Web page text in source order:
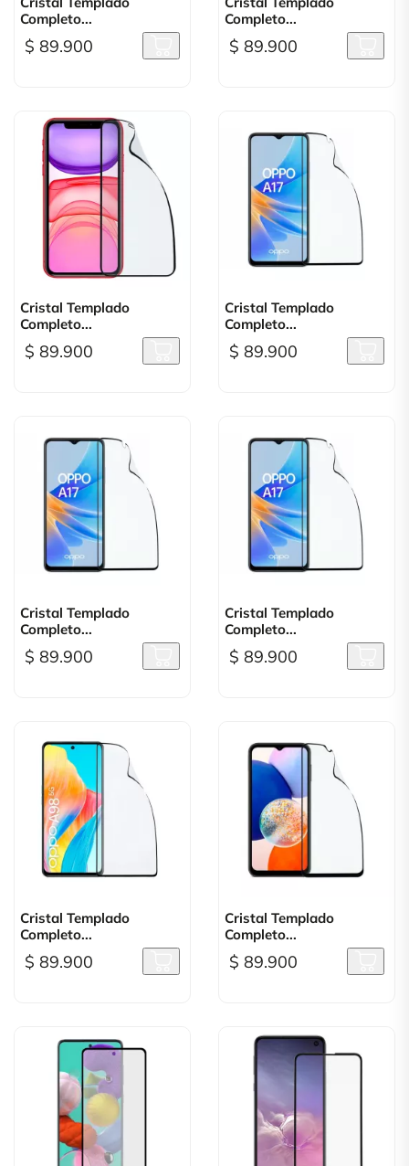
Completo...
$ 89.900
Completo...
$ 89.900
Cristal Templado
Completo...
$ 89.900
Cristal Templado
Completo...
$ 89.900
Cristal Templado
Completo...
$ 89.900
Cristal Templado
Completo...
$ 89.900
Cristal Templado
Completo...
$ 89.900
Cristal Templado
Completo...
$ 89.900